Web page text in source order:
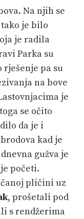
Na njih se
je bilo
je radila
Parka su
pa su
na bove
je
se očito
da je i
kad je
gužva je
početi.
pličini uz
, prošetali pod
s rendžerima